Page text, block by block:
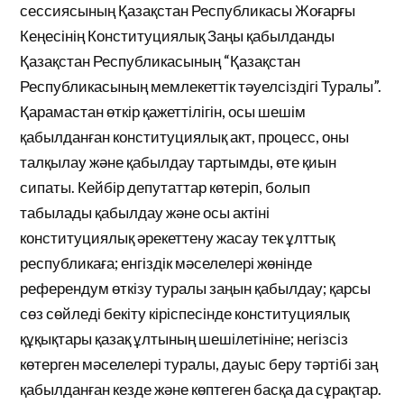
сессиясының Қазақстан Республикасы Жоғарғы
Кеңесінің Конституциялық Заңы қабылданды
Қазақстан Республикасының “Қазақстан
Республикасының мемлекеттік тәуелсіздігі Туралы”.
Қарамастан өткір қажеттілігін, осы шешім
қабылданған конституциялық акт, процесс, оны
талқылау және қабылдау тартымды, өте қиын
сипаты. Кейбір депутаттар көтеріп, болып
табылады қабылдау және осы актіні
конституциялық әрекеттену жасау тек ұлттық
республикаға; енгіздік мәселелері жөнінде
референдум өткізу туралы заңын қабылдау; қарсы
сөз сөйледі бекіту кіріспесінде конституциялық
құқықтары қазақ ұлтының шешілетініне; негізсіз
көтерген мәселелері туралы, дауыс беру тәртібі заң
қабылданған кезде және көптеген басқа да сұрақтар.